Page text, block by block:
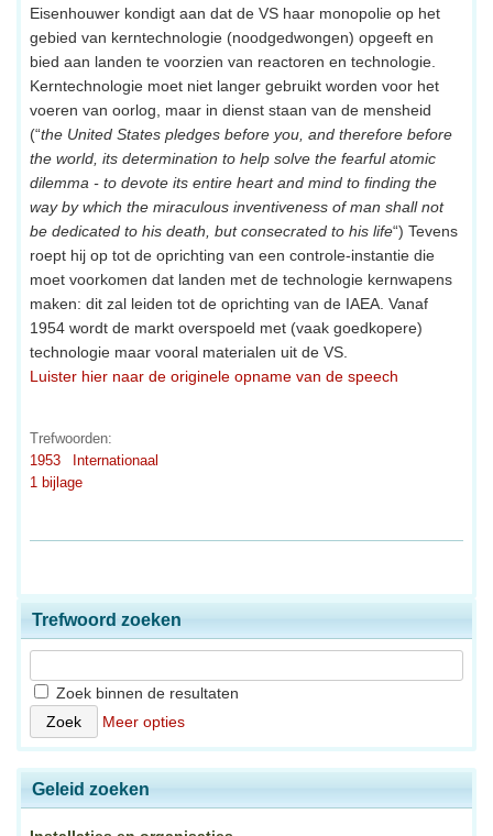
Eisenhouwer kondigt aan dat de VS haar monopolie op het
gebied van kerntechnologie (noodgedwongen) opgeeft en
bied aan landen te voorzien van reactoren en technologie.
Kerntechnologie moet niet langer gebruikt worden voor het
voeren van oorlog, maar in dienst staan van de mensheid
(“the United States pledges before you, and therefore before
the world, its determination to help solve the fearful atomic
dilemma - to devote its entire heart and mind to finding the
way by which the miraculous inventiveness of man shall not
be dedicated to his death, but consecrated to his life“) Tevens
roept hij op tot de oprichting van een controle-instantie die
moet voorkomen dat landen met de technologie kernwapens
maken: dit zal leiden tot de oprichting van de IAEA. Vanaf
1954 wordt de markt overspoeld met (vaak goedkopere)
technologie maar vooral materialen uit de VS.
Luister hier naar de originele opname van de speech
Trefwoorden:
1953
Internationaal
1 bijlage
Trefwoord zoeken
Zoek binnen de resultaten
Meer opties
Geleid zoeken